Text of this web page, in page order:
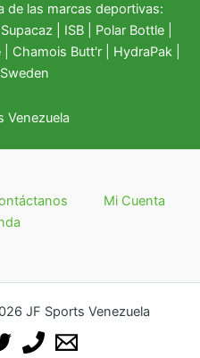
de las marcas deportivas:
Supacaz | ISB | Polar Bottle|
Chamois Butt'r HydraPak
Mi Cuenta
JF Sports Venezuela